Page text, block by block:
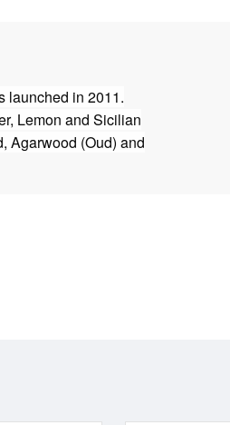
launched in 2011.
Lemon and Sicilian
Agarwood (Oud) and